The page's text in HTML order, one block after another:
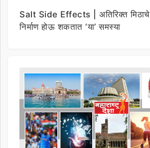
Salt Side Effects | अतिरिक्त
निर्माण होऊ शकतात ‘या’ समस्या